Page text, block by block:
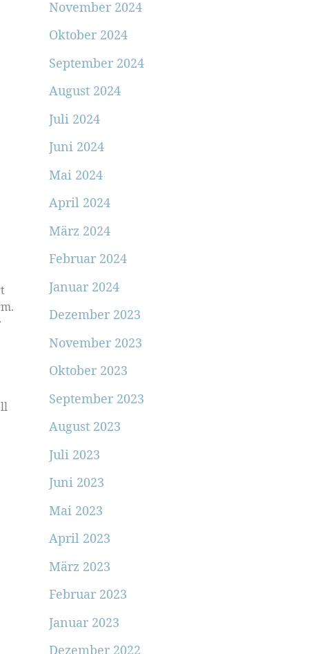
November 2024
Oktober 2024
September 2024
August 2024
Juli 2024
Juni 2024
Mai 2024
April 2024
März 2024
Februar 2024
Januar 2024
Dezember 2023
November 2023
Oktober 2023
September 2023
August 2023
Juli 2023
Juni 2023
Mai 2023
April 2023
März 2023
Februar 2023
Januar 2023
Dezember 2022